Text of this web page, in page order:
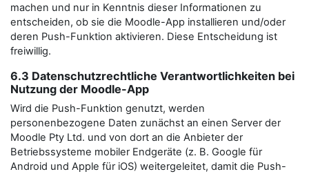
machen und nur in Kenntnis dieser Informationen zu
entscheiden, ob sie die Moodle-App installieren und/oder
deren Push-Funktion aktivieren. Diese Entscheidung ist
freiwillig.
6.3 Datenschutzrechtliche Verantwortlichkeiten bei
Nutzung der Moodle-App
Wird die Push-Funktion genutzt, werden
personenbezogene Daten zunächst an einen Server der
Moodle Pty Ltd. und von dort an die Anbieter der
Betriebssysteme mobiler Endgeräte (z. B. Google für
Android und Apple für iOS) weitergeleitet, damit die Push-